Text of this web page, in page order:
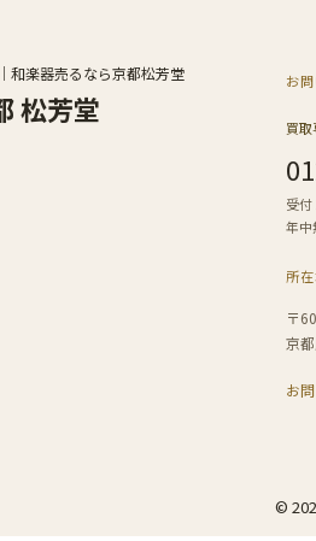
お
買
受付
年中
所
〒
京
お
和楽器売るなら京都松芳堂
松芳堂
©